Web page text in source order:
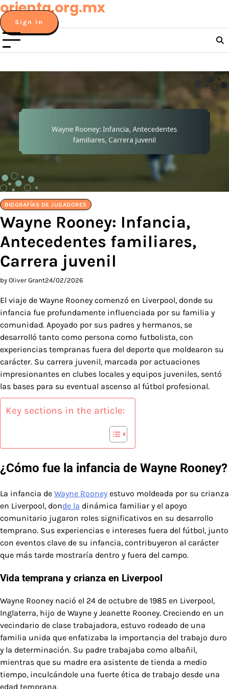
Skip
to
content
orienta.org.mx
Sign In
BIOGRAFÍAS DE JUGADORES
Wayne Rooney: Infancia,
Antecedentes familiares,
Carrera juvenil
by Oliver Grant24/02/2026
El viaje de Wayne Rooney comenzó en Liverpool, donde su
infancia fue profundamente influenciada por su familia y
comunidad. Apoyado por sus padres y hermanos, se
desarrolló tanto como persona como futbolista, con
experiencias tempranas fuera del deporte que moldearon su
carácter. Su carrera juvenil, marcada por actuaciones
impresionantes en clubes locales y equipos juveniles, sentó
las bases para su eventual ascenso al fútbol profesional.
Key sections in the article:
¿Cómo fue la infancia de Wayne Rooney?
La infancia de Wayne Rooney estuvo moldeada por su crianza
en Liverpool, donde la dinámica familiar y el apoyo
comunitario jugaron roles significativos en su desarrollo
temprano. Sus experiencias e intereses fuera del fútbol, junto
con eventos clave de su infancia, contribuyeron al carácter
que más tarde mostraría dentro y fuera del campo.
Vida temprana y crianza en Liverpool
Wayne Rooney nació el 24 de octubre de 1985 en Liverpool,
Inglaterra, hijo de Wayne y Jeanette Rooney. Creciendo en un
vecindario de clase trabajadora, estuvo rodeado de una
familia unida que enfatizaba la importancia del trabajo duro
y la determinación. Su padre trabajaba como albañil,
mientras que su madre era asistente de tienda a medio
tiempo, inculcándole una fuerte ética de trabajo desde una
edad temprana.